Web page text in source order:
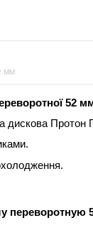
ММ
52
дискова
переворотную